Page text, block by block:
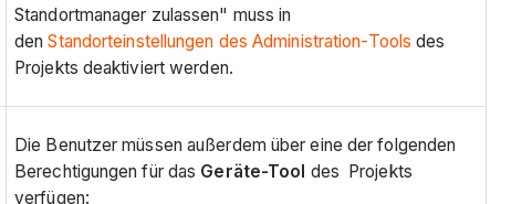
Standortmanager zulassen" muss in
denStandorteinstellungen des Administration-Tools des
Projekts deaktiviert werden.
Die Benutzer müssen außerdem über eine der folgenden
Berechtigungen für das Geräte-Tool des Projekts
verfügen: